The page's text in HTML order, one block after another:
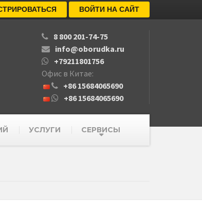
ВОЙТИ НА САЙТ
8 800 201-74-75
info@oborudka.ru
+79211801756
Офис в Китае:
+86 15684065690
+86 15684065690
УСЛУГИ СЕРВИСЫ